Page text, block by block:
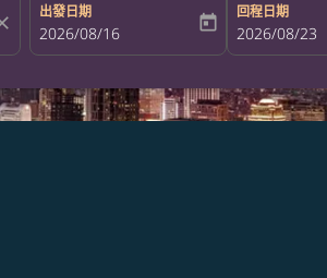
出發日期
fc-booking-departure-date-aria-label
2026/08/16 today
回程日期
fc-booking-
2026/08/23